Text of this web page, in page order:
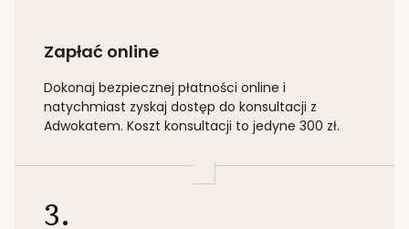
Zapłać online
Dokonaj bezpiecznej płatności online i
natychmiast zyskaj dostęp do konsultacji z
Adwokatem. Koszt konsultacji to jedyne 300 zł.
3.